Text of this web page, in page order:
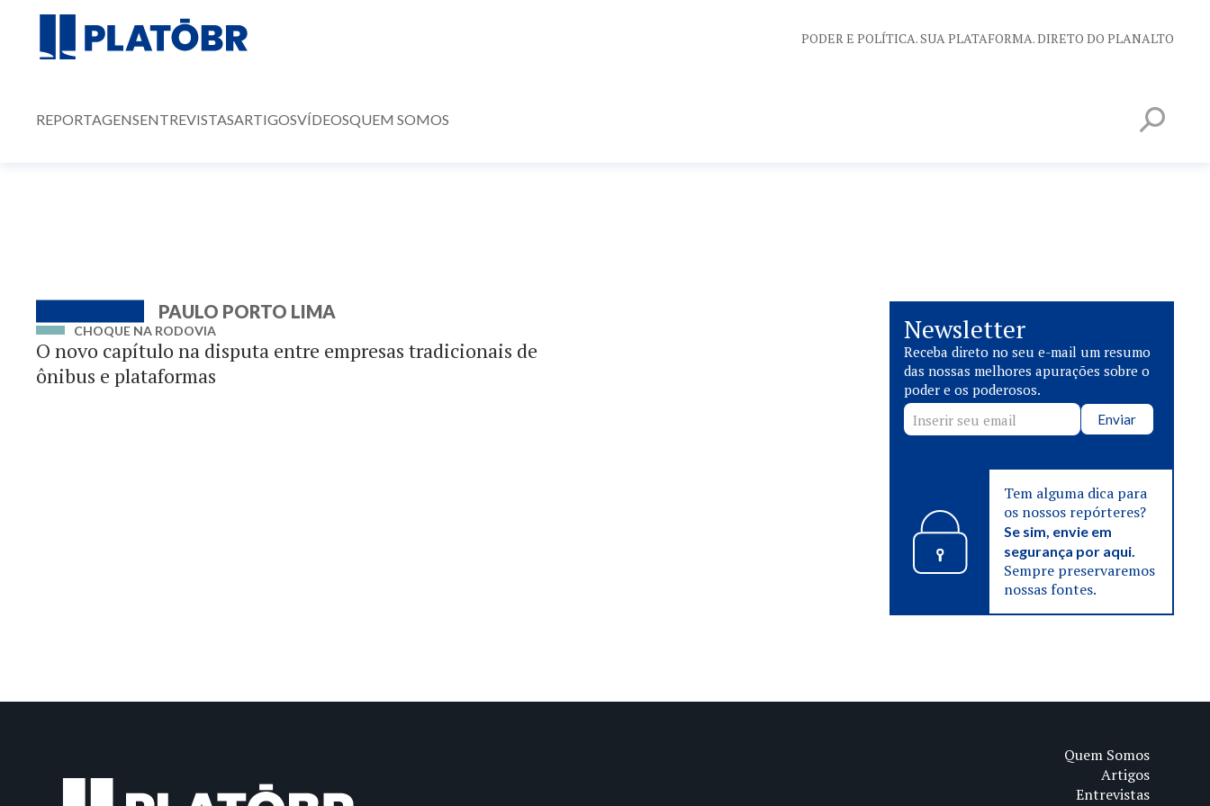
PODER E POLÍTICA. SUA PLATAFORMA. DIRETO DO PLANALTO
REPORTAGENSENTREVISTASARTIGOSVÍDEOSQUEM SOMOS
PAULO PORTO LIMA
CHOQUE NA RODOVIA
O novo capítulo na disputa entre empresas tradicionais de
ônibus e plataformas
Newsletter
Receba direto no seu e-mail um resumo
das nossas melhores apurações sobre o
poder e os poderosos.
Enviar
Tem alguma dica para
os nossos repórteres?
Se sim, envie em
segurança por aqui.
Sempre preservaremos
nossas fontes.
Quem Somos
Artigos
Entrevistas